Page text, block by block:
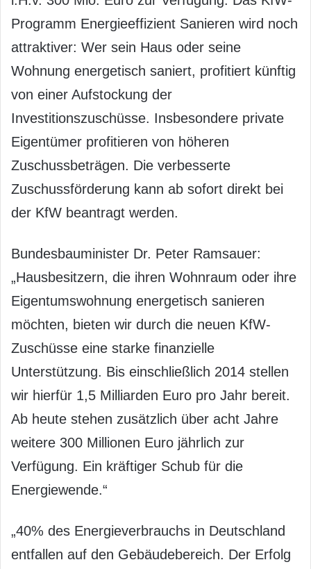
Programm Energieeffizient Sanieren wird noch
attraktiver: Wer sein Haus oder seine
Wohnung energetisch saniert, profitiert künftig
von einer Aufstockung der
Investitionszuschüsse. Insbesondere private
Eigentümer profitieren von höheren
Zuschussbeträgen. Die verbesserte
Zuschussförderung kann ab sofort direkt bei
der KfW beantragt werden.
Bundesbauminister Dr. Peter Ramsauer:
„Hausbesitzern, die ihren Wohnraum oder ihre
Eigentumswohnung energetisch sanieren
möchten, bieten wir durch die neuen KfW-
Zuschüsse eine starke finanzielle
Unterstützung. Bis einschließlich 2014 stellen
wir hierfür 1,5 Milliarden Euro pro Jahr bereit.
Ab heute stehen zusätzlich über acht Jahre
weitere 300 Millionen Euro jährlich zur
Verfügung. Ein kräftiger Schub für die
Energiewende.“
„40% des Energieverbrauchs in Deutschland
entfallen auf den Gebäudebereich. Der Erfolg